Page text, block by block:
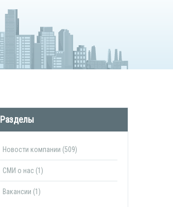
Разделы
Новости компании (509)
СМИ о нас (1)
Вакансии (1)